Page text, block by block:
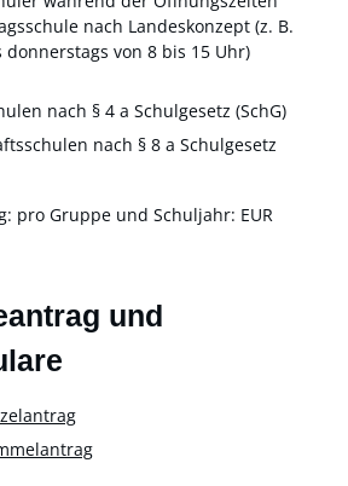
schule nach Landeskonzept (z. B.
donnerstags von 8 bis 15 Uhr)
nach § 4 a Schulgesetz (SchG)
nach § 8 a Schulgesetz
pro Gruppe und Schuljahr: EUR
und